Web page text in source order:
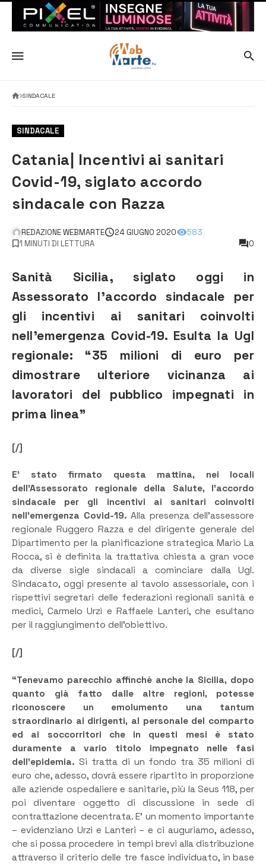
SINDACALE
SINDACALE
Catania| Incentivi ai sanitari
Covid-19, siglato accordo
sindacale con Razza
REDAZIONE WEBMARTE 24 GIUGNO 2020
583
1 MINUTI DI LETTURA
0
Sanità Sicilia, siglato oggi in
Assessorato l’accordo sindacale per
gli incentivi ai sanitari coinvolti
nell’emergenza Covid-19. Esulta la Ugl
regionale: “35 milioni di euro per
dimostrare ulteriore vicinanza ai
lavoratori del pubblico impegnati in
prima linea”
[/]
E’ stato firmato questa mattina, nei locali
dell’Assessorato regionale della Salute, l’accordo
sindacale per gli incentivi ai sanitari coinvolti
nell’emergenza Covid-19. Alla presenza dell’assessore
regionale Ruggero Razza e del dirigente generale del
Dipartimento per la pianificazione strategica Mario La
Rocca, si è definita la trattativa chiesta a gran voce
da diverse sigle sindacali a cominciare dalla Ugl.
Sindacato, oggi presente al tavolo assessoriale, con i
rispettivi segretari delle federazioni regionali sanità e
medici, Carmelo Urzì e Raffaele Lanteri, che esultano
per il raggiungimento dell’obiettivo.
[/]
“Tenevamo parecchio affinchè anche la Sicilia, dopo
quanto già fatto dalle altre regioni, potesse
riconoscere un emolumento una tantum
straordinario ai dirigenti, al personale del comparto
ed ai soccorritori che in questi mesi è stato
duramente a vario titolo impegnato nelle fasi
dell’epidemia. Si tratta di un fondo tra 35 milioni di
euro che, adesso, dovrà essere ripartito in proporzione
alle aziende ospedaliere e sanitarie, più la Seus 118, per
poi diventare oggetto di discussione in sede di
contrattazione decentrata. E’ un momento importante
– evidenziano Urzì e Lanteri – e ci auguriamo, adesso,
che si possa procedere in tempi brevi alla distribuzione
attraverso il criterio delle tre fasce individuato, in base